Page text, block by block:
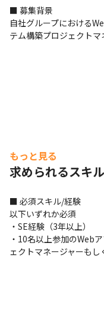
■ 募集背景
自社グループにおける
テム構築プロジェクト
もっと見る
求められるスキ
■ 必須スキル/経験
以下いずれか必須
・SE経験（3年以上）
・10名以上参加のWeb
ェクトマネージャーもし